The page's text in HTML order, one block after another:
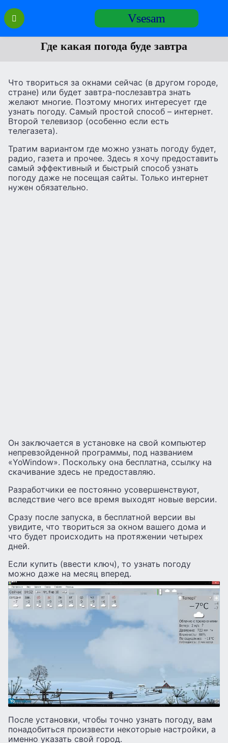
Перейти
содержанию
Vsesam
Где какая погода буде завтра
Что твориться за окнами сейчас (в другом городе,
стране) или будет завтра-послезавтра знать
желают многие. Поэтому многих интересует где
узнать погоду. Самый простой способ – интернет.
Второй телевизор (особенно если есть
телегазета).
Тратим вариантом где можно узнать погоду будет,
радио, газета и прочее. Здесь я хочу предоставить
самый эффективный и быстрый способ узнать
погоду даже не посещая сайты. Только интернет
нужен обязательно.
Он заключается в установке на свой компьютер
непревзойденной программы, под названием
«YoWindow». Поскольку она бесплатна, ссылку на
скачивание здесь не предоставляю.
Разработчики ее постоянно усовершенствуют,
вследствие чего все время выходят новые версии.
Сразу после запуска, в бесплатной версии вы
увидите, что твориться за окном вашего дома и
что будет происходить на протяжении четырех
дней.
Если купить (ввести ключ), то узнать погоду
можно даже на месяц вперед.
После установки, чтобы точно узнать погоду, вам
понадобиться произвести некоторые настройки, а
именно указать свой город.